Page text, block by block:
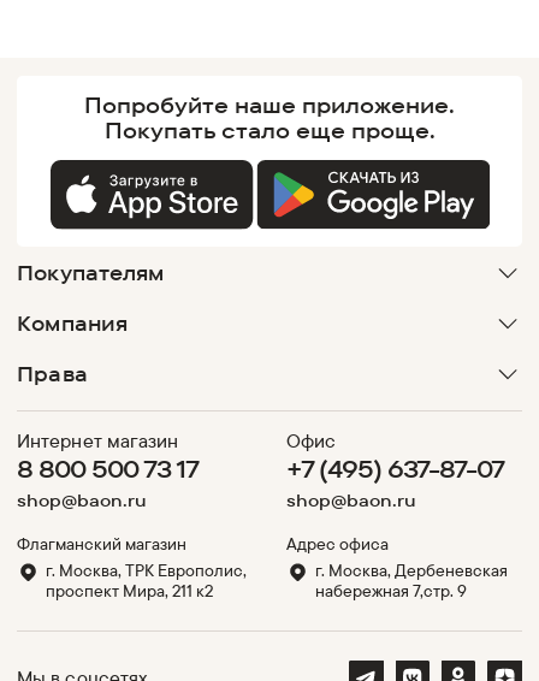
Попробуйте наше приложение.
Покупатьстало еще проще.
Покупателям
Компания
Права
Интернет магазин
8 800 500 73 17
shop@baon.ru
Флагманский магазин
г. Москва, ТРК Европолис,
проспект Мира, 211 к2
Офис
+7 (495) 637-87-07
shop@baon.ru
Адрес офиса
г. Москва, Дербеневская
набережная 7,стр. 9